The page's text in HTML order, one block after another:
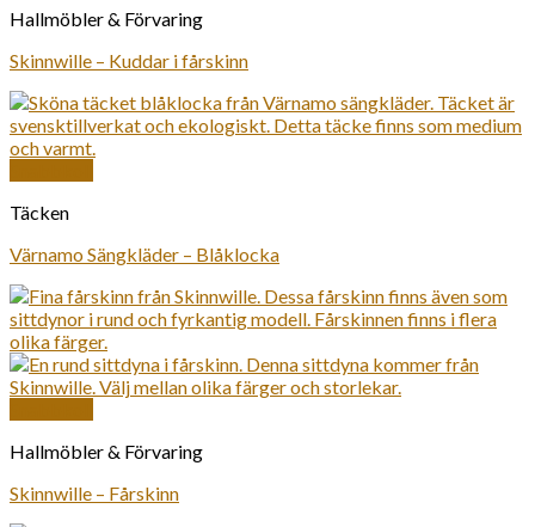
Hallmöbler & Förvaring
Skinnwille – Kuddar i fårskinn
Täcken
Värnamo Sängkläder – Blåklocka
Hallmöbler & Förvaring
Skinnwille – Fårskinn